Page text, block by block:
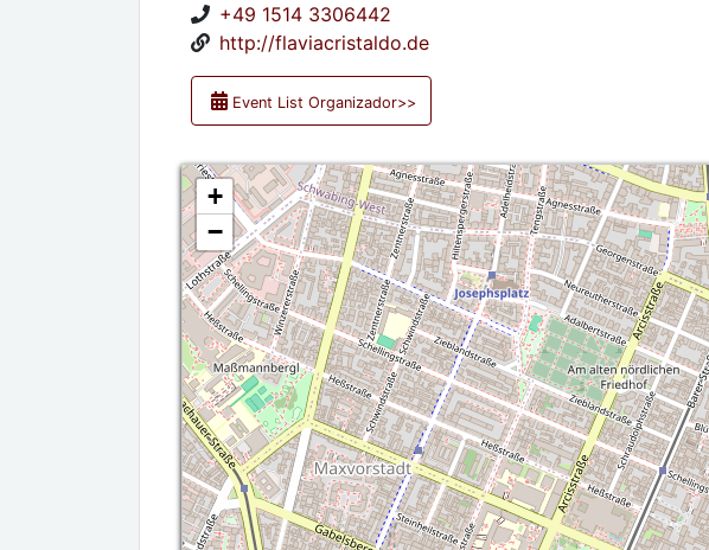
+49 1514 3306442
http://flaviacristaldo.de
Event List Organizador>>
+
−